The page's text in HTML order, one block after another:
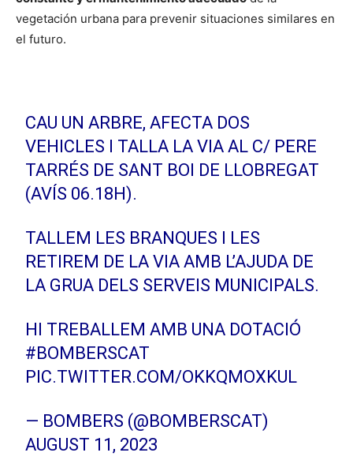
vegetación urbana para prevenir situaciones similares en
el futuro.
CAU UN ARBRE, AFECTA DOS
VEHICLES I TALLA LA VIA AL C/ PERE
TARRÉS DE SANT BOI DE LLOBREGAT
(AVÍS 06.18H).
TALLEM LES BRANQUES I LES
RETIREM DE LA VIA AMB L’AJUDA DE
LA GRUA DELS SERVEIS MUNICIPALS.
HI TREBALLEM AMB UNA DOTACIÓ
#BOMBERSCAT
PIC.TWITTER.COM/OKKQMOXKUL
— BOMBERS (@BOMBERSCAT)
AUGUST 11, 2023